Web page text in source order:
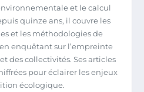
et le calcul
quinze ans, il couvre les
et les méthodologies de
enquêtant sur l’empreinte
des collectivités. Ses articles
pour éclairer les enjeux
écologique.